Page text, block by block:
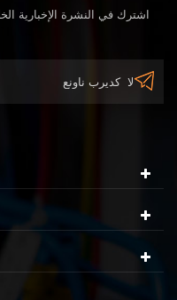
اشترك في النشرة الإخبارية